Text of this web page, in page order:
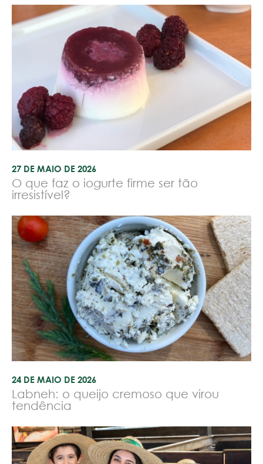
27 DE MAIO DE 2026
O que faz o iogurte firme ser tão
irresistível?
24 DE MAIO DE 2026
Labneh: o queijo cremoso que virou
tendência